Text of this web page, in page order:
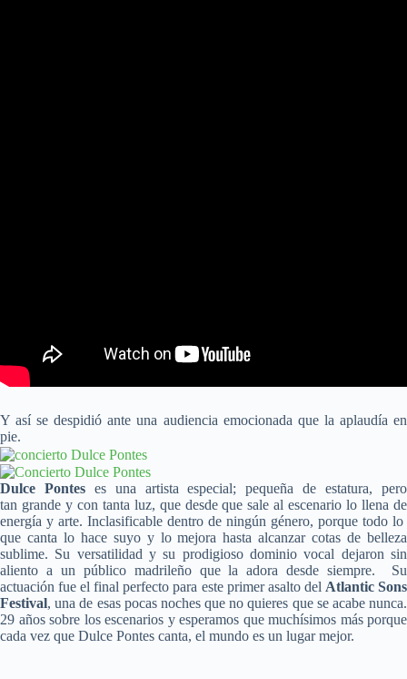
Y así se despidió ante una audiencia emocionada que la aplaudía en
pie.
Dulce Ponteses una artista especial; pequeña de estatura, pero
tan grande y con tanta luz, que desde que sale al escenario lo llena de
energía y arte. Inclasificable dentro de ningún género, porque todo lo
que canta lo hace suyo y lo mejora hasta alcanzar cotas de belleza
sublime. Su versatilidad y su prodigioso dominio vocal dejaron sin
aliento a un público madrileño que la adora desde siempre. Su
actuación fue el final perfecto para este primer asalto del Atlantic Sons
Festival, una de esas pocas noches que no quieres que se acabe nunca.
29 años sobre los escenarios y esperamos que muchísimos más porque
cada vez que Dulce Pontes canta, el mundo es un lugar mejor.